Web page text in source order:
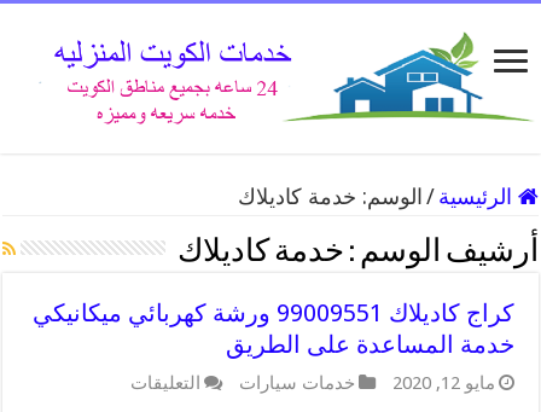
الرئيسية / الوسم: خدمة كاديلاك
أرشيف الوسم : خدمة كاديلاك
كراج كاديلاك 99009551 ورشة كهربائي ميكانيكي
خدمة المساعدة على الطريق
مايو 12, 2020 خدمات سيارات التعليقات